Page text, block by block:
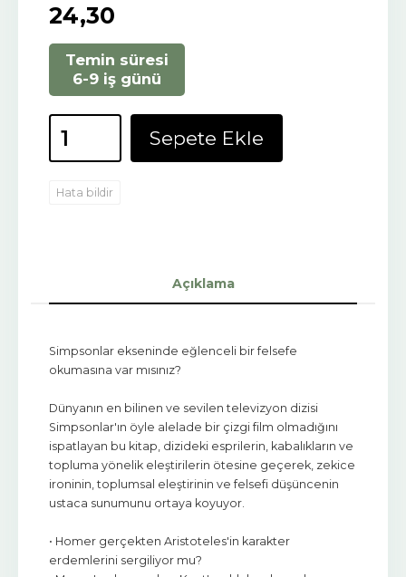
24,30
Temin süresi
6-9 iş günü
Sepete Ekle
Hata bildir
Açıklama
Simpsonlar ekseninde eğlenceli bir felsefe
okumasına var mısınız?
Dünyanın en bilinen ve sevilen televizyon dizisi
Simpsonlar'ın öyle alelade bir çizgi film olmadığını
ispatlayan bu kitap, dizideki esprilerin, kabalıkların ve
topluma yönelik eleştirilerin ötesine geçerek, zekice
ironinin, toplumsal eleştirinin ve felsefi düşüncenin
ustaca sunumunu ortaya koyuyor.
• Homer gerçekten Aristoteles'in karakter
erdemlerini sergiliyor mu?